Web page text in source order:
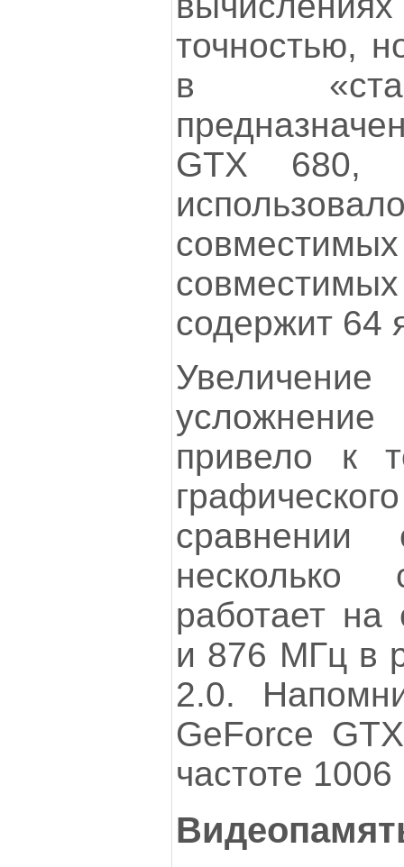
точностью,
в
GTX 680,
содержит 64
усложнение
привело к
несколько
работает на
и 876 МГц в
2.0.
GeForce
частоте